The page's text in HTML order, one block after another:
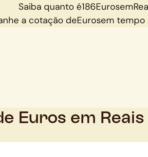
Saiba quanto é186Eurosem
a cotação deEurosem tempo
Euros em Reais